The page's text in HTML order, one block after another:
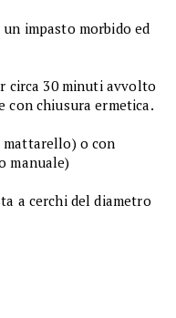
impasto morbido ed
circa 30 minuti avvolto
chiusura ermetica.
mattarello) o con
manuale)
a cerchi del diametro